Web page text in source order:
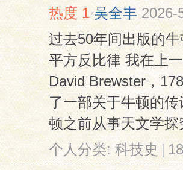
热度 1 吴全丰 2026-
过去50年间出版的
平方反比律 我在上
David Brewster，
了一部关于牛顿的
顿之前从事天文学
个人分类: 科技史 |